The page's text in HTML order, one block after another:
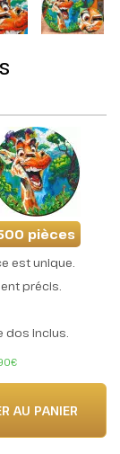
pièces
est unique.
précis.
dos inclus.
AU PANIER